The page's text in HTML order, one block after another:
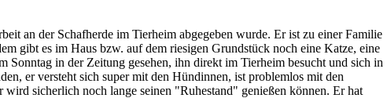
an der Schafherde im Tierheim abgegeben wurde. Er ist zu einer Familie
gibt es im Haus bzw. auf dem riesigen Grundstück noch eine Katze, eine
Sonntag in der Zeitung gesehen, ihn direkt im Tierheim besucht und sich in
er versteht sich super mit den Hündinnen, ist problemlos mit den
sicherlich noch lange seinen "Ruhestand" genießen können. Er hat